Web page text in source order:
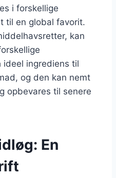
i forskellige
til en global favorit.
kan
ideel ingrediens til
og den kan nemt
opbevares til senere
En